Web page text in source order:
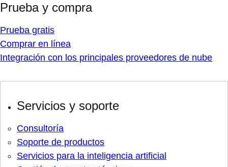
Prueba y compra
Prueba gratis
Comprar en línea
Integración con los principales proveedores de nube
Servicios y soporte
Consultoría
Soporte de productos
Servicios para la inteligencia artificial